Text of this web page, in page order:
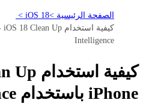
الصفحة الرئيسية >iOS 18 >
Intelligence
iPhone باستخدام Apple Intelligence